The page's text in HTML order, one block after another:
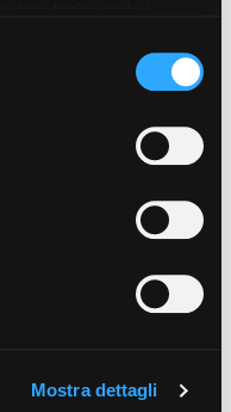
i cookie, cliccando
Cliccando sul tasto
navigazione. Per
dell’informativa
cliccando qui.
Mostra dettagli